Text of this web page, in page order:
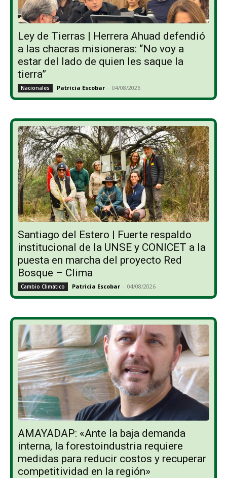
Ley de Tierras | Herrera Ahuad defendió
a las chacras misioneras: “No voy a
estar del lado de quien les saque la
tierra”
Nacionales Patricia Escobar - 04/08/2026
Santiago del Estero | Fuerte respaldo
institucional de la UNSE y CONICET a la
puesta en marcha del proyecto Red
Bosque – Clima
Cambio Climático Patricia Escobar - 04/08/2026
AMAYADAP: «Ante la baja demanda
interna, la forestoindustria requiere
medidas para reducir costos y recuperar
competitividad en la región»